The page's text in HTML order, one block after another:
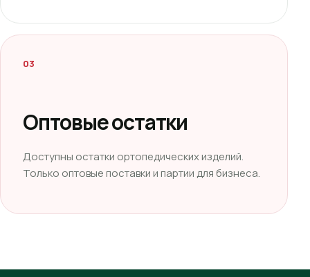
03
Оптовые остатки
Доступны остатки ортопедических изделий.
Только оптовые поставки и партии для бизнеса.